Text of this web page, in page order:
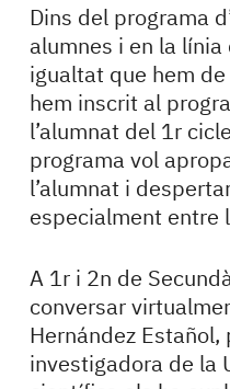
Dins del programa
alumnes i en la
igualtat que hem de
hem inscrit al
l’alumnat del 1r
programa vol
l’alumnat i
especialment entre
A 1r i 2n de
conversar
Hernández Estañol,
investigadora de la